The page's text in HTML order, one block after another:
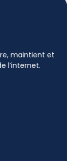
maintient et
l’internet.